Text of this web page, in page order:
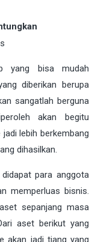
yang bisa mudah
diberikan berupa
sangatlah berguna
akan begitu
lebih berkembang
dihasilkan.
para anggota
memperluas bisnis.
sepanjang masa
aset berikut yang
akan jadi tiang yang